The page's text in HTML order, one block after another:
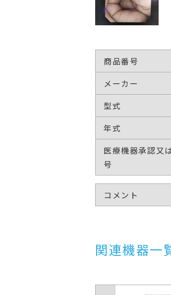
商品番号
メーカー
型式
年式
医療機器承認又
号
コメント
関連機器一